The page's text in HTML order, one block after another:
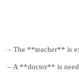
– The **teacher** is
– A **doctor** is